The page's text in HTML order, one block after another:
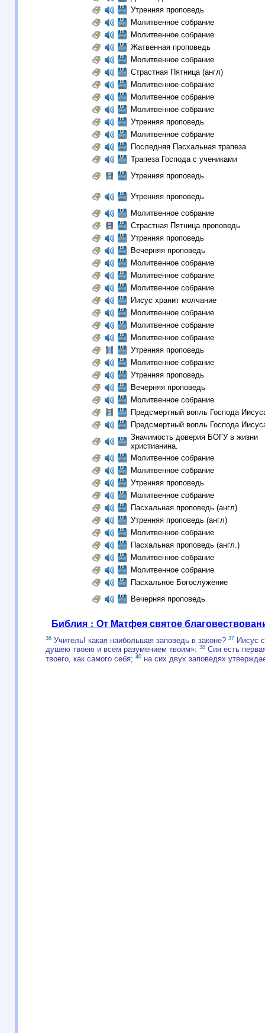
Утренняя проповедь
Молитвенное собрание
Молитвенное собрание
Жатвенная проповедь
Молитвенное собрание
Страстная Пятница (англ)
Молитвенное собрание
Молитвенное собрание
Молитвенное собрание
Утренняя проповедь
Молитвенное собрание
Последняя Пасхальная трапеза
Трапеза Господа с учениками
Утренняя проповедь
Утренняя проповедь
Молитвенное собрание
Страстная Пятница проповедь
Утренняя проповедь
Вечерняя проповедь
Молитвенное собрание
Молитвенное собрание
Молитвенное собрание
Иисус хранит молчание
Молитвенное собрание
Молитвенное собрание
Молитвенное собрание
Утренняя проповедь
Молитвенное собрание
Утренняя проповедь
Вечерняя проповедь
Молитвенное собрание
Предсмертный вопль Господа
Предсмертный вопль Господа
Значимость доверия БОГУ в жизни
христианина.
Молитвенное собрание
Молитвенное собрание
Утренняя проповедь
Молитвенное собрание
Пасхальная проповедь (англ)
Утренняя проповедь (англ)
Молитвенное собрание
Пасхальная проповедь (англ.)
Молитвенное собрание
Молитвенное собрание
Пасхальное Богослужение
Вечерняя проповедь
Библия : От Матфея святое
36 Учитель! какая наибольшая заповедь в законе? 37 Иисус
душею твоею и всем разумением твоим»: 38 Сия есть
твоего, как самого себя; 40 на сих двух заповедях